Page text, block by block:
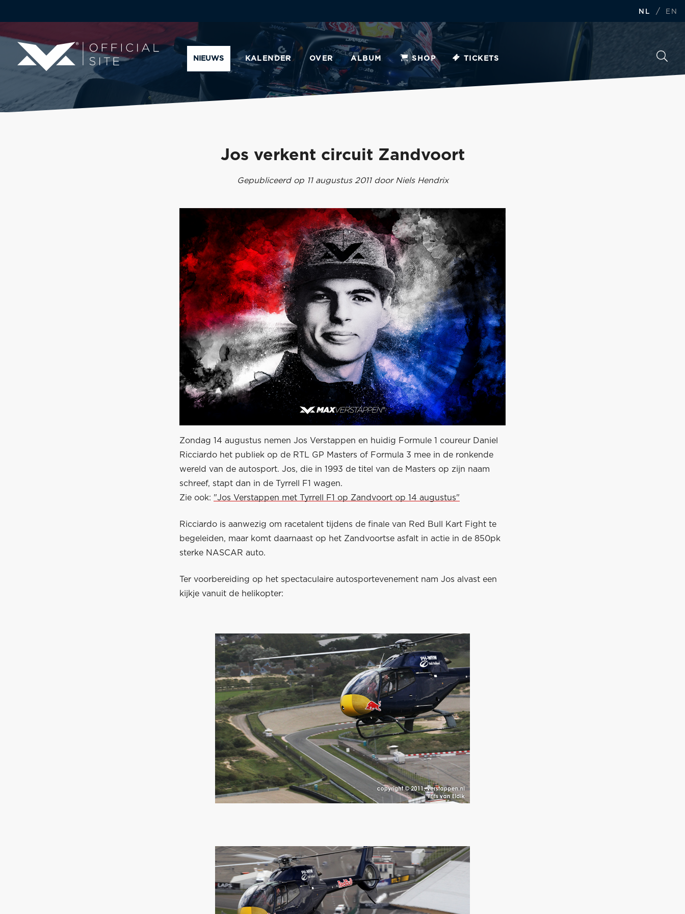
NL / EN
NIEUWS KALENDER OVER ALBUM SHOP TICKETS
Jos verkent circuit Zandvoort
Gepubliceerd op 11 augustus 2011 door Niels Hendrix
Zondag 14 augustus nemen Jos Verstappen en huidig Formule 1 coureur Daniel
Ricciardo het publiek op de RTL GP Masters of Formula 3 mee in de ronkende
wereld van de autosport. Jos, die in 1993 de titel van de Masters op zijn naam
schreef, stapt dan in de Tyrrell F1 wagen.
Zie ook: "Jos Verstappen met Tyrrell F1 op Zandvoort op 14 augustus"
Ricciardo is aanwezig om racetalent tijdens de finale van Red Bull Kart Fight te
begeleiden, maar komt daarnaast op het Zandvoortse asfalt in actie in de 850pk
sterke NASCAR auto.
Ter voorbereiding op het spectaculaire autosportevenement nam Jos alvast een
kijkje vanuit de helikopter: